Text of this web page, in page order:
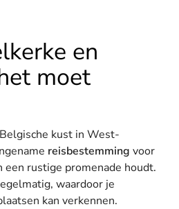
(FR)
en
moet
kust in West-
reisbestemming voor
een rustige promenade houdt.
waardoor je
kan verkennen.